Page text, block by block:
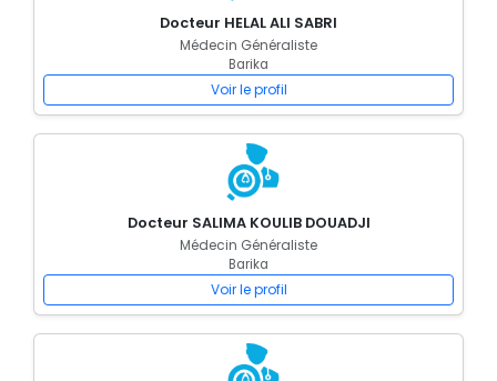
Docteur HELAL ALI SABRI
Médecin Généraliste
Barika
Voir le profil
Docteur SALIMA KOULIB DOUADJI
Médecin Généraliste
Barika
Voir le profil